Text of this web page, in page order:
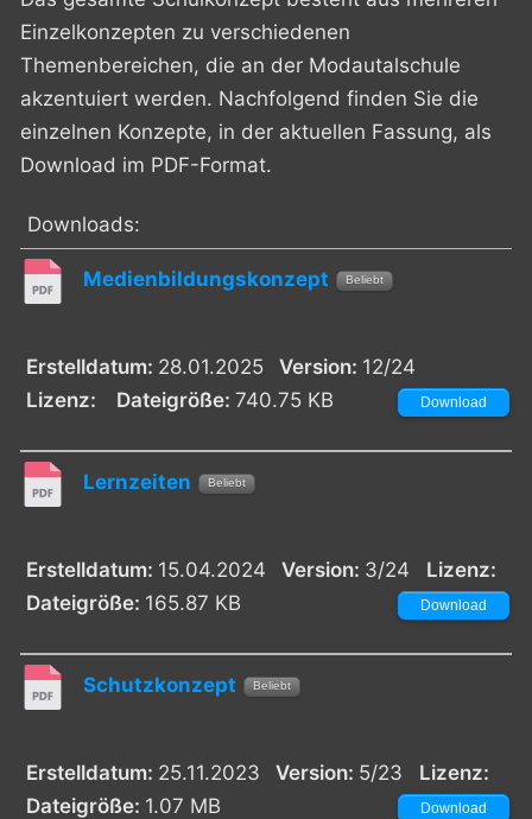
Einzelkonzepten zu verschiedenen
Themenbereichen, die an der Modautalschule
akzentuiert werden. Nachfolgend finden Sie die
einzelnen Konzepte, in der aktuellen Fassung, als
Download im PDF-Format.
Downloads:
Medienbildungskonzept Beliebt
Erstelldatum: 28.01.2025 Version: 12/24
Lizenz:
Dateigröße:740.75 KB Download
Lernzeiten Beliebt
Erstelldatum: 15.04.2024 Version: 3/24
Lizenz:
Dateigröße: 165.87 KB Download
Schutzkonzept Beliebt
Erstelldatum: 25.11.2023 Version: 5/23
Lizenz:
Dateigröße: 1.07 MB Download